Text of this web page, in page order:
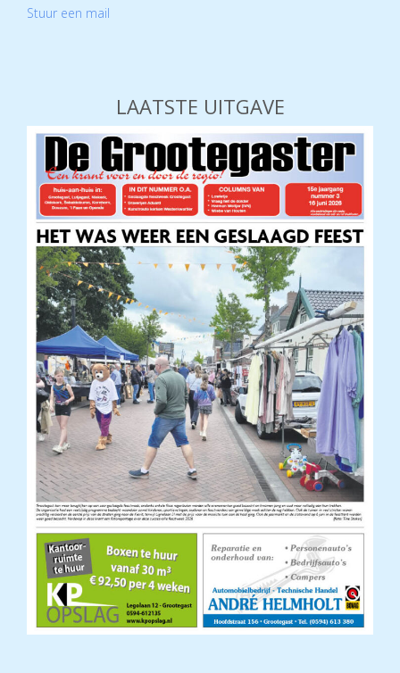
Stuur een mail
LAATSTE UITGAVE